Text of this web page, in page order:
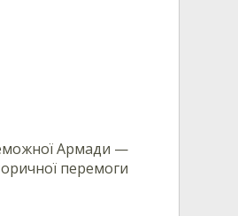
Армади —
перемоги